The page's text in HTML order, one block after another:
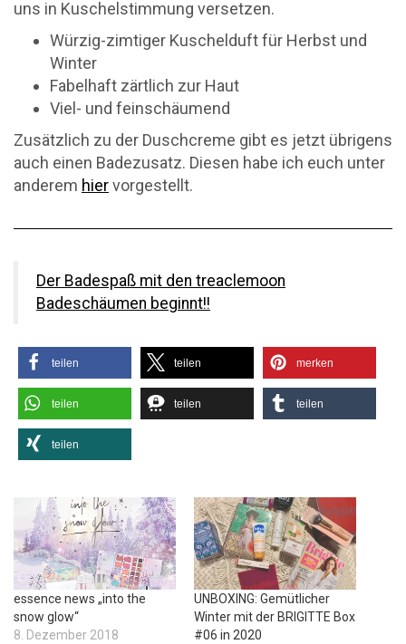
uns in Kuschelstimmung versetzen.
Würzig-zimtiger Kuschelduft für Herbst und
Winter
Fabelhaft zärtlich zur Haut
Viel- und feinschäumend
Zusätzlich zu der Duschcreme gibt es jetzt übrigens
auch einen Badezusatz. Diesen habe ich euch unter
anderem hiervorgestellt.
Der Badespaß mit den treaclemoon
Badeschäumen beginnt!!
teilen teilen merken
teilen teilen teilen
teilen
essence news „into the
snow glow“
8. Dezember 2018
UNBOXING: Gemütlicher
Winter mit der BRIGITTE Box
#06 in 2020